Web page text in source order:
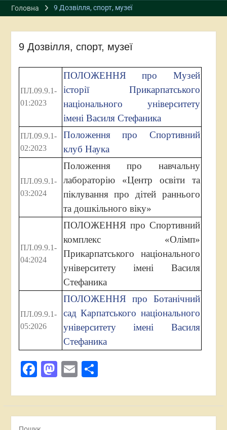
Головна 9 Дозвілля, спорт, музеї
9 Дозвілля, спорт, музеї
ПЛ.09.9.1-
01:2023
ПОЛОЖЕННЯ про Музей
історії Прикарпатського
національного університету
імені Василя Стефаника
ПЛ.09.9.1-
02:2023
Положення про Спортивний
клуб Наука
ПЛ.09.9.1-
03:2024
Положення про навчальну
лабораторію «Центр освіти та
піклування про дітей раннього
та дошкільного віку»
ПЛ.09.9.1-
04:2024
ПОЛОЖЕННЯ про Спортивний
комплекс «Олімп»
Прикарпатського національного
університету імені Василя
Стефаника
ПЛ.09.9.1-
05:2026
ПОЛОЖЕННЯ про Ботанічний
сад Карпатського національного
університету імені Василя
Стефаника
Facebook
Mastodon
EmailПоділитися